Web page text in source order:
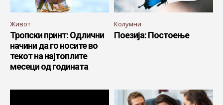
Живот
Тропски принт: Одлични
начини да го носите во
текот на најтоплите
месеци од годината
Колумни
Поезија: Постоење